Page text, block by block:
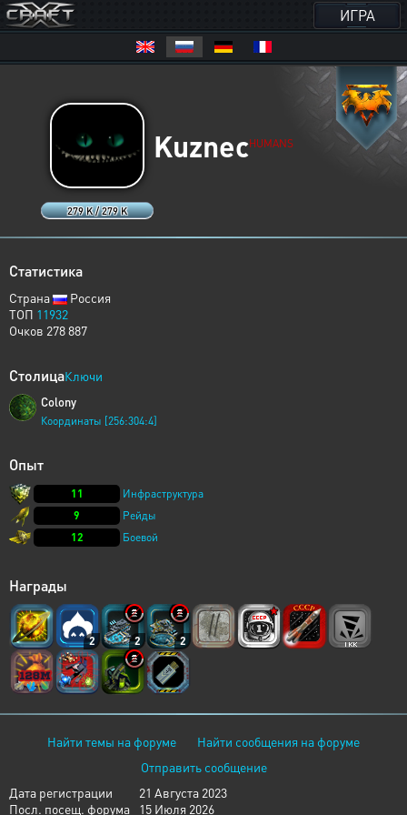
ИГРА
279 K / 279 K
KuznecHUMANS
Статистика
Страна
Россия
ТОП 11932
Очков 278 887
СтолицаКлючи
Colony
Координаты [256:304:4]
Опыт
11
Инфраструктура
9
Рейды
12
Боевой
Награды
2 2 2
Найти темы на форуме
Найти сообщения на форуме
Отправить сообщение
Дата регистрации
21 Августа 2023
Посл. посещ. форума
15 Июля 2026